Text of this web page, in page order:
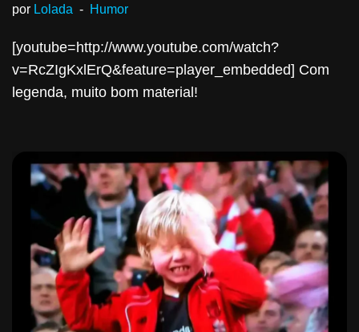
por Lolada Humor
[youtube=http://www.youtube.com/watch?
v=RcZIgKxlErQ&feature=player_embedded] Com
legenda, muito bom material!